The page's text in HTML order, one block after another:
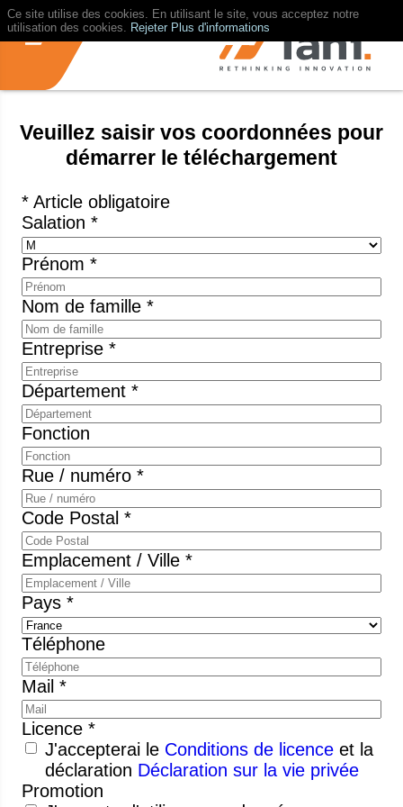
Ce site utilise des cookies. En utilisant le site, vous acceptez notre
utilisation des cookies. Rejeter Plus d'informations
Veuillez saisir vos coordonnées pour
démarrer le téléchargement
* Article obligatoire
Salation *
Prénom *
Nom de famille *
Entreprise *
Département *
Fonction
Rue / numéro *
Code Postal *
Emplacement / Ville *
Pays *
Téléphone
Mail *
Licence *
J'accepterai le Conditions de licence et la
déclaration Déclaration sur la vie privée
Promotion